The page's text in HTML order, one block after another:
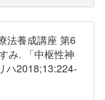
法養成講座 第6
み. 「中枢性神
ハ2018;13:224-